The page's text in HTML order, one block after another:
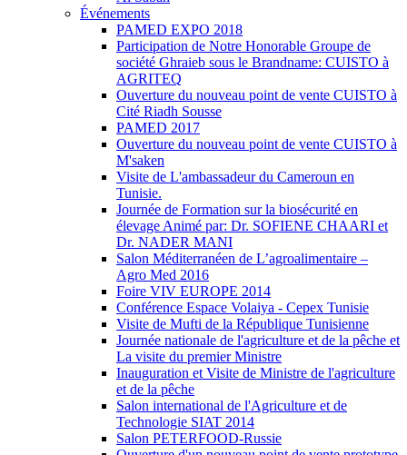
Événements
PAMED EXPO 2018
Participation de Notre Honorable Groupe de
société Ghraieb sous le Brandname: CUISTO à
AGRITEQ
Ouverture du nouveau point de vente CUISTO à
Cité Riadh Sousse
PAMED 2017
Ouverture du nouveau point de vente CUISTO à
M'saken
Visite de L'ambassadeur du Cameroun en
Tunisie.
Journée de Formation sur la biosécurité en
élevage Animé par: Dr. SOFIENE CHAARI et
Dr. NADER MANI
Salon Méditerranéen de L’agroalimentaire –
Agro Med 2016
Foire VIV EUROPE 2014
Conférence Espace Volaiya - Cepex Tunisie
Visite de Mufti de la République Tunisienne
Journée nationale de l'agriculture et de la pêche et
La visite du premier Ministre
Inauguration et Visite de Ministre de l'agriculture
et de la pêche
Salon international de l'Agriculture et de
Technologie SIAT 2014
Salon PETERFOOD-Russie